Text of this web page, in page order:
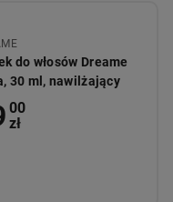
do włosów Dreame
30 ml, nawilżający
00
zł